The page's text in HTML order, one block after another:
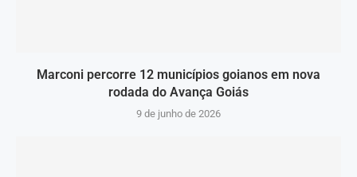
Marconi percorre 12 municípios goianos em nova
rodada do Avança Goiás
9 de junho de 2026